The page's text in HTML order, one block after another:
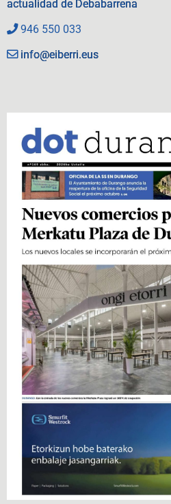
actualidad de Debabarrena
946 550 033
info@eiberri.eus